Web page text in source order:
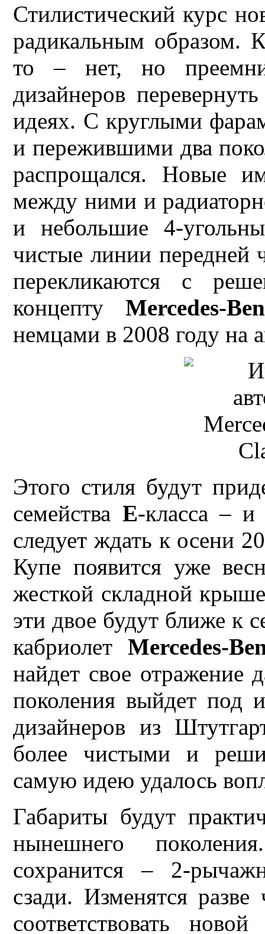
Стилистический курс
радикальным образом.
то – нет, но
дизайнеров
идеях. С круглыми
и пережившими два
распрощался. Новые
между ними и
и небольшие 4-
чистые линии передней
перекликаются с
концептуMercedes-
немцами в 2008 году на
Этого стиля будут
семейства Е-класса – и
следует ждать к осени
Купе появится уже
жесткой складной
эти двое будут ближе к
кабриолет Mercedes-
найдет свое отражение
поколения выйдет под
дизайнеров из
более чистыми и
самую идею удалось
Габариты будут
нынешнего
сохранится – 2-
сзади. Изменятся
соответствовать